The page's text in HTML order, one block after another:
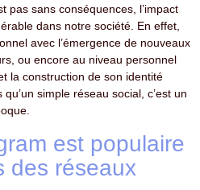
pas sans conséquences, l’impact
dans notre société. En effet,
avec l’émergence de nouveaux
ou encore au niveau personnel
la construction de son identité
simple réseau social, c’est un
est populaire
des réseaux